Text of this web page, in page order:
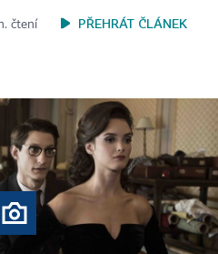
čtení PŘEHRÁT ČLÁNEK